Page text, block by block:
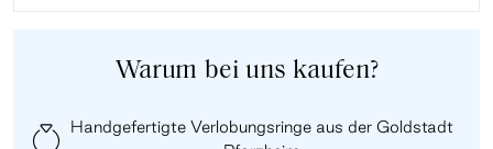
Warum bei uns kaufen?
Handgefertigte Verlobungsringe aus der Goldstadt